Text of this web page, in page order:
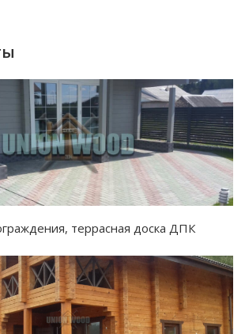
террасная доска ДПК